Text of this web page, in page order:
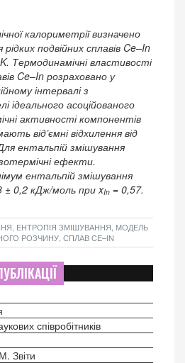
калориметрії визначено
подвійних сплавів Ce–In
Термодинамічні властивості
Ce–In розраховано у
інтервалі з
ідеального асоційованого
активності компонентів
від’ємні відхилення від
ентальпій змішування
ефекти.
ентальпій змішування
± 0,2 кДж/моль при xIn = 0,57.
ЕНТРОПІЯ ЗМІШУВАННЯ, МОДЕЛЬ
РОЗЧИНУ, СПЛАВ CE–IN
співробітників
Звіти